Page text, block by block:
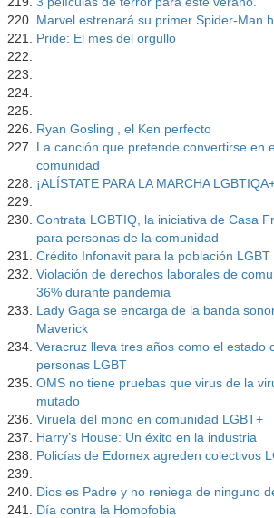
Marvel estrenará su primer Spider-Man
Pride: El mes del orgullo
Ryan Gosling , el Ken perfecto
La canción que pretende convertirse en
comunidad
¡ALÍSTATE PARA LA MARCHA
Contrata LGBTIQ, la iniciativa de Casa
para personas de la comunidad
Crédito Infonavit para la población LGBT
Violación de derechos laborales de
36% durante pandemia
Lady Gaga se encarga de la banda
Maverick
Veracruz lleva tres años como el estado
personas LGBT
OMS no tiene pruebas que virus de la
mutado
Viruela del mono en comunidad LGBT+
Harry’s House: Un éxito en la industria
Policías de Edomex agreden colectivos
Dios es Padre y no reniega de ninguno
Día contra la Homofobia